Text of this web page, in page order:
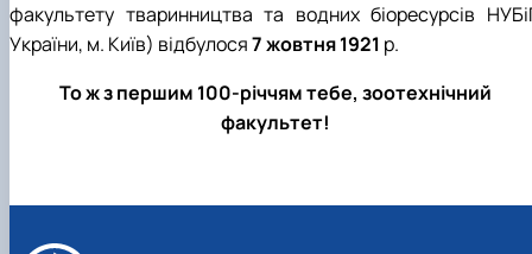
факультету тваринництва та водних біоресурсів
України, м. Київ) відбулося7 жовтня 1921 р.
То ж з першим 100-річчям тебе, зоотехнічний
факультет!